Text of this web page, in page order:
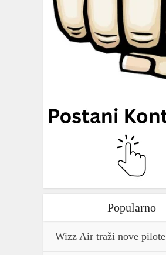
Popularno
Wizz Air traži nove pilote